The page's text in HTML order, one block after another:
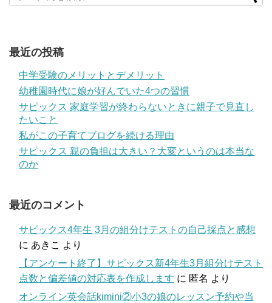
最近の投稿
中学受験のメリットとデメリット
幼稚園時代に娘が好んでいた4つの習慣
サピックス 家庭学習が終わらないときに親子で見直し
たいこと
私がこの子育てブログを続ける理由
サピックス 親の負担は大きい？大変というのは本当な
のか
最近のコメント
サピックス4年生 3月の組分けテストの自己採点と感想
に あきこ より
【アンケート終了】サピックス新4年生3月組分けテスト
点数と偏差値の対応表を作成します に 匿名 より
オンライン英会話kimini②小3の娘のレッスン予約や当